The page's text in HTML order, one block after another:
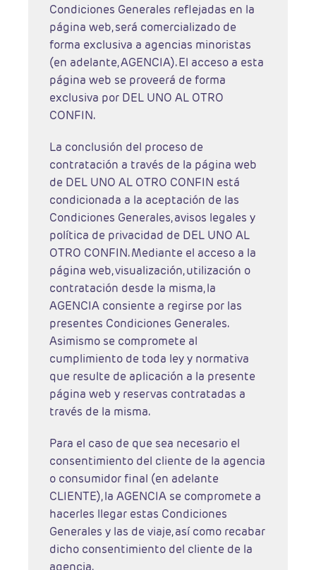
Condiciones Generales reflejadas en la
página web, será comercializado de
forma exclusiva a agencias minoristas
(en adelante, AGENCIA). El acceso a esta
página web se proveerá de forma
exclusiva por DEL UNO AL OTRO
CONFIN.
La conclusión del proceso de
contratación a través de la página web
de DEL UNO AL OTRO CONFIN está
condicionada a la aceptación de las
Condiciones Generales, avisos legales y
política de privacidad de DEL UNO AL
OTRO CONFIN. Mediante el acceso a la
página web, visualización, utilización o
contratación desde la misma, la
AGENCIA consiente a regirse por las
presentes Condiciones Generales.
Asimismo se compromete al
cumplimiento de toda ley y normativa
que resulte de aplicación a la presente
página web y reservas contratadas a
través de la misma.
Para el caso de que sea necesario el
consentimiento del cliente de la agencia
o consumidor final (en adelante
CLIENTE), la AGENCIA se compromete a
hacerles llegar estas Condiciones
Generales y las de viaje, así como recabar
dicho consentimiento del cliente de la
agencia.